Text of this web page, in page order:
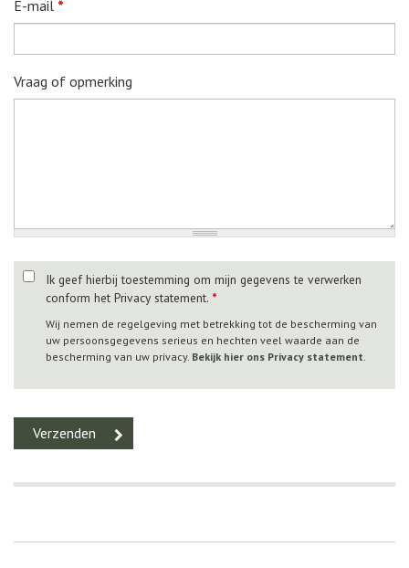
E-mail *
Vraag of opmerking
Ik geef hierbij toestemming om mijn gegevens te verwerken
conform het Privacy statement. *
Wij nemen de regelgeving met betrekking tot de bescherming van
uw persoonsgegevens serieus en hechten veel waarde aan de
bescherming van uw privacy. Bekijk hier ons Privacy statement.